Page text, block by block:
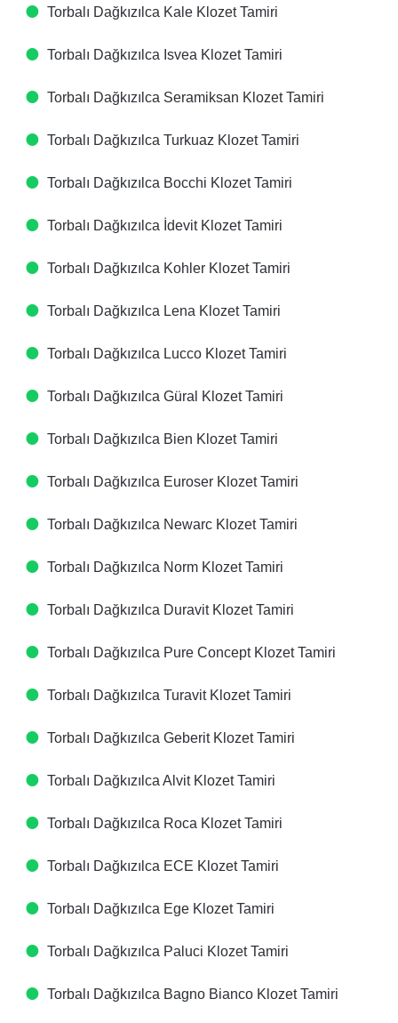
Torbalı Dağkızılca Kale Klozet Tamiri
Torbalı Dağkızılca Isvea Klozet Tamiri
Torbalı Dağkızılca Seramiksan Klozet Tamiri
Torbalı Dağkızılca Turkuaz Klozet Tamiri
Torbalı Dağkızılca Bocchi Klozet Tamiri
Torbalı Dağkızılca İdevit Klozet Tamiri
Torbalı Dağkızılca Kohler Klozet Tamiri
Torbalı Dağkızılca Lena Klozet Tamiri
Torbalı Dağkızılca Lucco Klozet Tamiri
Torbalı Dağkızılca Güral Klozet Tamiri
Torbalı Dağkızılca Bien Klozet Tamiri
Torbalı Dağkızılca Euroser Klozet Tamiri
Torbalı Dağkızılca Newarc Klozet Tamiri
Torbalı Dağkızılca Norm Klozet Tamiri
Torbalı Dağkızılca Duravit Klozet Tamiri
Torbalı Dağkızılca Pure Concept Klozet Tamiri
Torbalı Dağkızılca Turavit Klozet Tamiri
Torbalı Dağkızılca Geberit Klozet Tamiri
Torbalı Dağkızılca Alvit Klozet Tamiri
Torbalı Dağkızılca Roca Klozet Tamiri
Torbalı Dağkızılca ECE Klozet Tamiri
Torbalı Dağkızılca Ege Klozet Tamiri
Torbalı Dağkızılca Paluci Klozet Tamiri
Torbalı Dağkızılca Bagno Bianco Klozet Tamiri